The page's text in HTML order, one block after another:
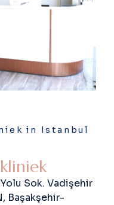
in Istanbul
kliniek
Sok. Vadişehir
Başakşehir-